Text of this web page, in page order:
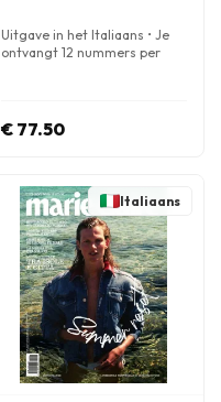
Uitgave in het Italiaans • Je
ontvangt 12 nummers per
€ 77.50
Italiaans